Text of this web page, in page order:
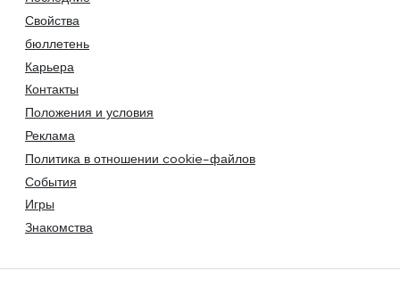
Свойства
бюллетень
Карьера
Контакты
Положения и условия
Реклама
Политика в отношении cookie-файлов
События
Игры
Знакомства